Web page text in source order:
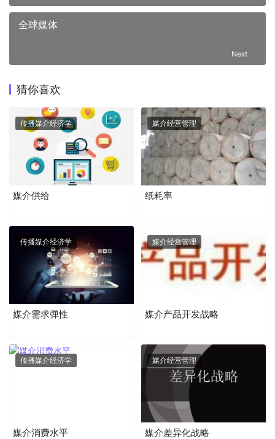
全球媒体
Next
猜你喜欢
传播媒介经济学
媒介供给
媒介经营管理
纸耗率
传播媒介经济学
媒介需求弹性
媒介经营管理
媒介产品开发战略
传播媒介经济学
媒介消费水平
媒介经营管理
媒介差异化战略